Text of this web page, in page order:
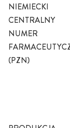
NIEMIECKI
CENTRALNY
NUMER
(PZN)